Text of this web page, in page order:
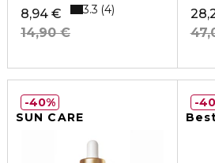
8,94 €
14,90 €
3.3 4
SUN CARE
40%